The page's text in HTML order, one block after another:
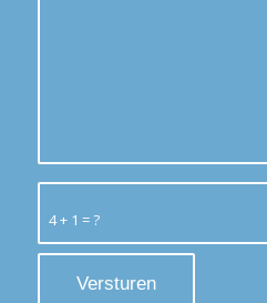
4 + 1 = ?